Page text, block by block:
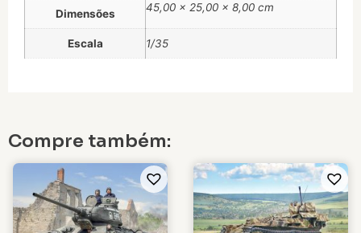
Dimensões 45,00 × 25,00 × 8,00 cm
Escala 1/35
Compre também: